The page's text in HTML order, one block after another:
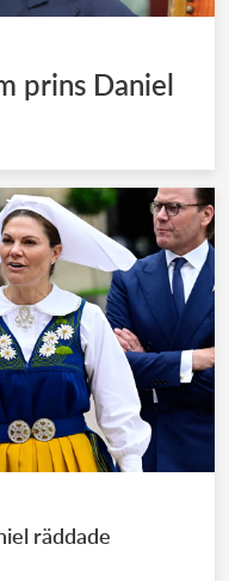
prins Daniel
räddade